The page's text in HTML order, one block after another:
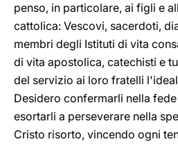
penso, in particolare, ai figli e
cattolica: Vescovi, sacerdoti,
membri degli Istituti di vita
di vita apostolica, catechisti e
del servizio ai loro fratelli
Desidero confermarli nella
esortarli a perseverare nella
Cristo risorto, vincendo ogni